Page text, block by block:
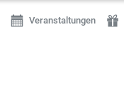
Veranstaltungen